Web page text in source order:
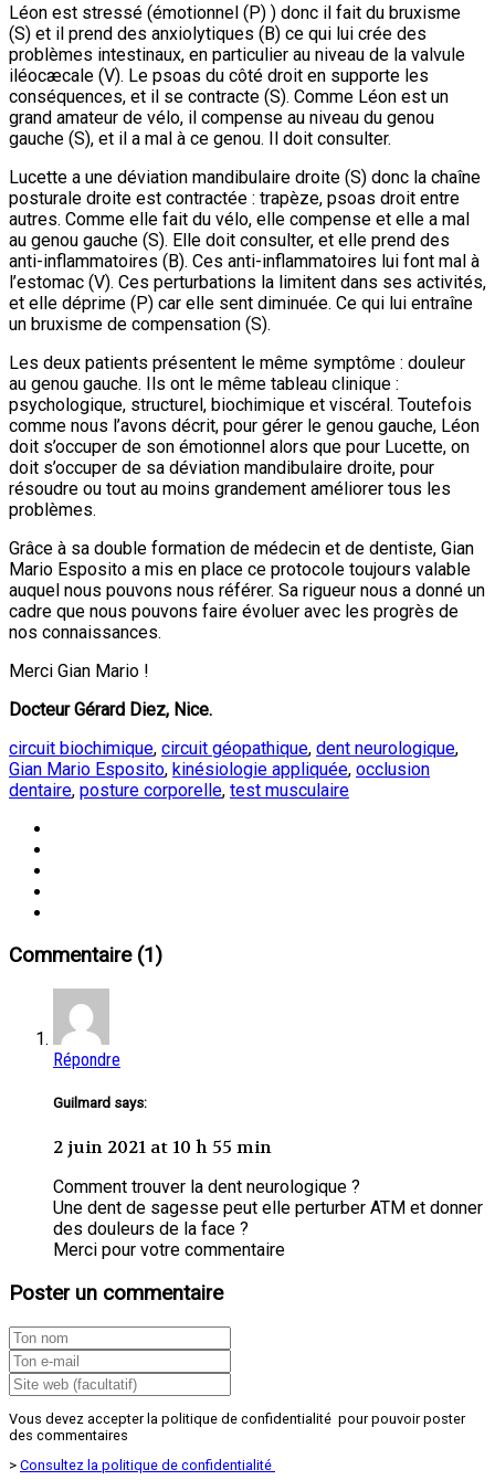
Léon est stressé (émotionnel (P) ) donc il fait du bruxisme
(S) et il prend des anxiolytiques (B) ce qui lui crée des
problèmes intestinaux, en particulier au niveau de la valvule
iléocæcale (V). Le psoas du côté droit en supporte les
conséquences, et il se contracte (S). Comme Léon est un
grand amateur de vélo, il compense au niveau du genou
gauche (S), et il a mal à ce genou. Il doit consulter.
Lucette a une déviation mandibulaire droite (S) donc la chaîne
posturale droite est contractée : trapèze, psoas droit entre
autres. Comme elle fait du vélo, elle compense et elle a mal
au genou gauche (S). Elle doit consulter, et elle prend des
anti-inflammatoires (B). Ces anti-inflammatoires lui font mal à
l’estomac (V). Ces perturbations la limitent dans ses activités,
et elle déprime (P) car elle sent diminuée. Ce qui lui entraîne
un bruxisme de compensation (S).
Les deux patients présentent le même symptôme : douleur
au genou gauche. Ils ont le même tableau clinique :
psychologique, structurel, biochimique et viscéral. Toutefois
comme nous l’avons décrit, pour gérer le genou gauche, Léon
doit s’occuper de son émotionnel alors que pour Lucette, on
doit s’occuper de sa déviation mandibulaire droite, pour
résoudre ou tout au moins grandement améliorer tous les
problèmes.
Grâce à sa double formation de médecin et de dentiste, Gian
Mario Esposito a mis en place ce protocole toujours valable
auquel nous pouvons nous référer. Sa rigueur nous a donné un
cadre que nous pouvons faire évoluer avec les progrès de
nos connaissances.
Merci Gian Mario !
Docteur Gérard Diez, Nice.
circuit biochimique, circuit géopathique, dent neurologique,
Gian Mario Esposito, kinésiologie appliquée, occlusion
dentaire, posture corporelle, test musculaire
Commentaire (1)
Répondre
Guilmard says:
2 juin 2021 at 10 h 55 min
Comment trouver la dent neurologique ?
Une dent de sagesse peut elle perturber ATM et donner
des douleurs de la face ?
Merci pour votre commentaire
Poster un commentaire
Vous devez accepter la politique de confidentialité pour pouvoir poster
des commentaires
> Consultez la politique de confidentialité